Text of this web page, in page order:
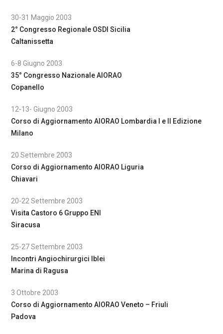
30-31 Maggio 2003
2° Congresso Regionale OSDI Sicilia
Caltanissetta
6-8 Giugno 2003
35° Congresso Nazionale AIORAO
Copanello
12-13- Giugno 2003
Corso di Aggiornamento AIORAO Lombardia I e II Edizione
Milano
20 Settembre 2003
Corso di Aggiornamento AIORAO Liguria
Chiavari
20-22 Settembre 2003
Visita Castoro 6 Gruppo ENI
Siracusa
25-27 Settembre 2003
Incontri Angiochirurgici Iblei
Marina di Ragusa
3 Ottobre 2003
Corso di Aggiornamento AIORAO Veneto – Friuli
Padova